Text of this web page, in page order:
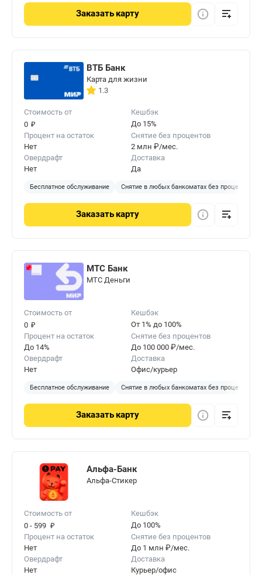
Заказать карту
ВТБ Банк
Карта для жизни
1.3
Стоимость от
0 ₽
Кешбэк
До 15%
Процент на остаток
Нет
Снятие без процентов
2 млн ₽/мес.
Овердрафт
Нет
Доставка
Да
Бесплатное обслуживание Снятие в любых банкоматах без процентов
Заказать карту
МТС Банк
МТС Деньги
Стоимость от
0 ₽
Кешбэк
От 1% до 100%
Процент на остаток
До 14%
Снятие без процентов
До 100 000 ₽/мес.
Овердрафт
Нет
Доставка
Офис/курьер
Бесплатное обслуживание Снятие в любых банкоматах без процентов
Заказать карту
Альфа-Банк
Альфа-Стикер
Стоимость от
0 - 599 ₽
Кешбэк
До 100%
Процент на остаток
Нет
Снятие без процентов
До 1 млн ₽/мес.
Овердрафт
Нет
Доставка
Курьер/офис